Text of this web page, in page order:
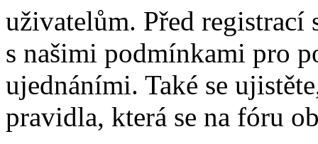
uživatelům. Před registrací
s našimi podmínkami pro
ujednáními. Také se
pravidla, která se na fóru